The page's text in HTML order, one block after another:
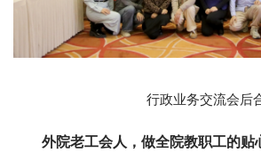
行政业务交流会后
外院老工会人，做全院教职工的贴